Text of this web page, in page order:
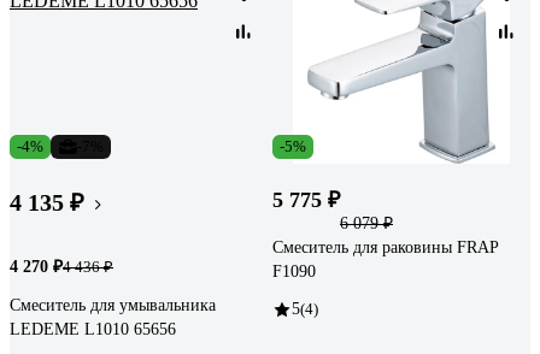
-4%
4 135 ₽
4 270 ₽4 436 ₽
Смеситель для умывальника
LEDEME L1010 65656
-5%
5 775 ₽
6 079 ₽
Смеситель для раковины FRAP
F1090
5(4)